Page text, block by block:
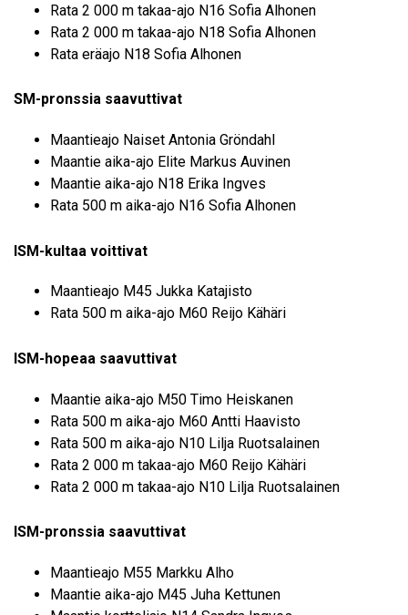
Rata 2 000 m takaa-ajo N16 Sofia Alhonen
Rata 2 000 m takaa-ajo N18 Sofia Alhonen
Rata eräajo N18 Sofia Alhonen
SM-pronssia saavuttivat
Maantieajo Naiset Antonia Gröndahl
Maantie aika-ajo Elite Markus Auvinen
Maantie aika-ajo N18 Erika Ingves
Rata 500 m aika-ajo N16 Sofia Alhonen
ISM-kultaa voittivat
Maantieajo M45 Jukka Katajisto
Rata 500 m aika-ajo M60 Reijo Kähäri
ISM-hopeaa saavuttivat
Maantie aika-ajo M50 Timo Heiskanen
Rata 500 m aika-ajo M60 Antti Haavisto
Rata 500 m aika-ajo N10 Lilja Ruotsalainen
Rata 2 000 m takaa-ajo M60 Reijo Kähäri
Rata 2 000 m takaa-ajo N10 Lilja Ruotsalainen
ISM-pronssia saavuttivat
Maantieajo M55 Markku Alho
Maantie aika-ajo M45 Juha Kettunen